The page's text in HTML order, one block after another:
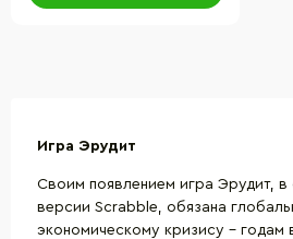
Игра Эрудит
Своим появлением игра Эрудит, в
версии Scrabble, обязана
экономическому кризису – годам